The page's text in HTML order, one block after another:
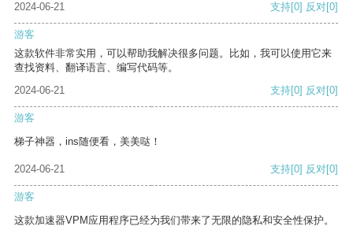
2024-06-21 支持[0] 反对[0]
游客
这款软件非常实用，可以帮助我解决很多问题。比如，我可以使用它来
查找资料、翻译语言、编写代码等。
2024-06-21
支持[0] 反对[0]
游客
梯子神器，ins随便看，美美哒！
2024-06-21 支持[0] 反对[0]
游客
这款加速器VPM应用程序已经为我们带来了无限的隐私和安全性保护。